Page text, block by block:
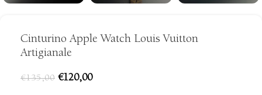
Cinturino Apple Watch Louis Vuitton
Artigianale
€135,00 €120,00